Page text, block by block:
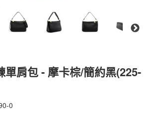
單肩包 - 摩卡棕/簡約黑(225-
0